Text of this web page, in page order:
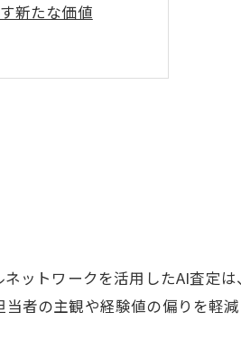
新たな価値
理由を解説
う減らすか
定精度とは
ットワークの機能
習能力に注目
ットワークを活用したAI査定
者の主観や経験値の偏りを軽